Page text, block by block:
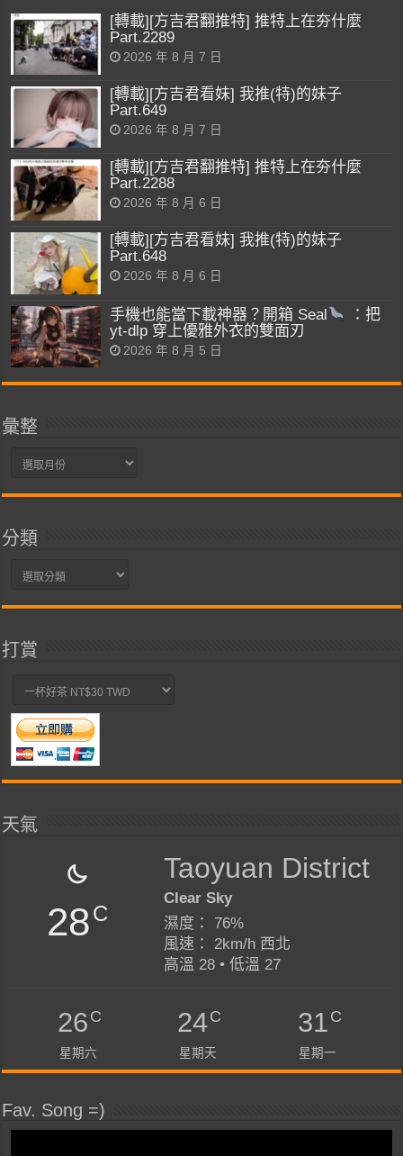
[轉載][方吉君翻推特] 推特上在夯什麼
Part.2289
2026 年 8 月 7 日
[轉載][方吉君看妹] 我推(特)的妹子
Part.649
2026 年 8 月 7 日
[轉載][方吉君翻推特] 推特上在夯什麼
Part.2288
2026 年 8 月 6 日
[轉載][方吉君看妹] 我推(特)的妹子
Part.648
2026 年 8 月 6 日
手機也能當下載神器？開箱 Seal
：把
yt-dlp 穿上優雅外衣的雙面刃
2026 年 8 月 5 日
彙整
彙
分類
分
打賞
天氣
28C
Taoyuan District
Clear Sky
濕度： 76%
風速： 2km/h 西北
高溫 28 • 低溫 27
26C
星期六
24C
星期天
31C
星期一
Fav. Song =)